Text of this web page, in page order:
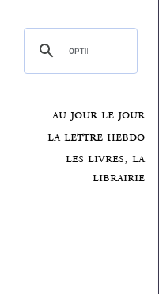
au jour le jour
la lettre hebdo
les livres, la
librairie